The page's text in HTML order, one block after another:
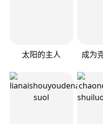
太阳的主人 成为